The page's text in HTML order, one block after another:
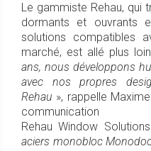
Le gammiste Rehau, qui
dormants et ouvrants
solutions compatibles
marché, est allé plus
ans, nous développons
avec nos propres
Rehau », rappelle
Rehau Window
aciers monobloc